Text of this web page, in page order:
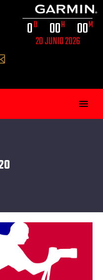
0D 00H 00M
20 JUNIO 2026